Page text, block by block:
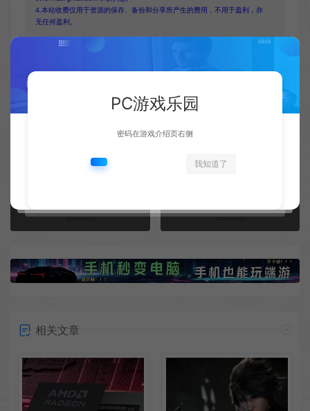
4.本站收费仅用于资源的保存、备份和分享所产生的费用，不用于盈利，亦
无任何盈利。
相关文章
PC游戏乐园
密码在游戏介绍页右侧
我知道了